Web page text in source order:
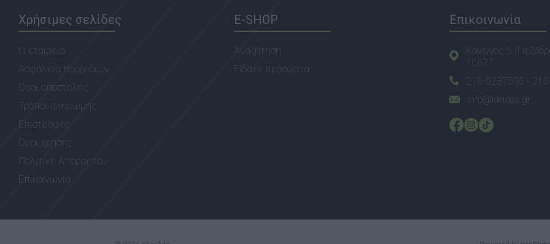
Χρήσιμες σελίδες
Η εταιρεία
Ασφάλεια παιχνιδιών
Όροι αποστολής
Τρόποι πληρωμής
Επιστροφές
Όροι χρήσης
Πολιτική Απορρήτου
Επικοινωνία
E-SHOP
Αναζήτηση
Είδατε πρόσφατα
Επικοινωνία
Κάνιγγος 5
10677
210-5237595 -
info@kleidas.gr